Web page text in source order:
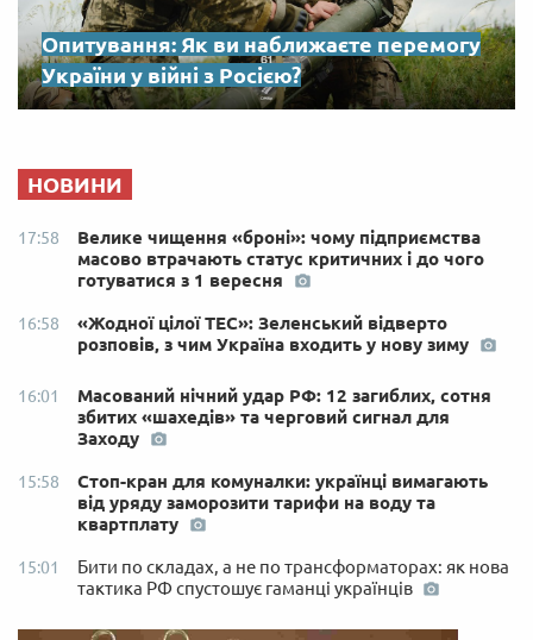
Опитування: Як ви наближаєте перемогу
України у війні з Росією?
НОВИНИ
17:58
Велике чищення «броні»: чому підприємства
масово втрачають статус критичних і до чого
готуватися з 1 вересня
16:58
«Жодної цілої ТЕС»: Зеленський відверто
розповів, з чим Україна входить у нову зиму
16:01
Масований нічний удар РФ: 12 загиблих, сотня
збитих «шахедів» та черговий сигнал для
Заходу
15:58
Стоп-кран для комуналки: українці вимагають
від уряду заморозити тарифи на воду та
квартплату
15:01
Бити по складах, а не по трансформаторах: як нова
тактика РФ спустошує гаманці українців